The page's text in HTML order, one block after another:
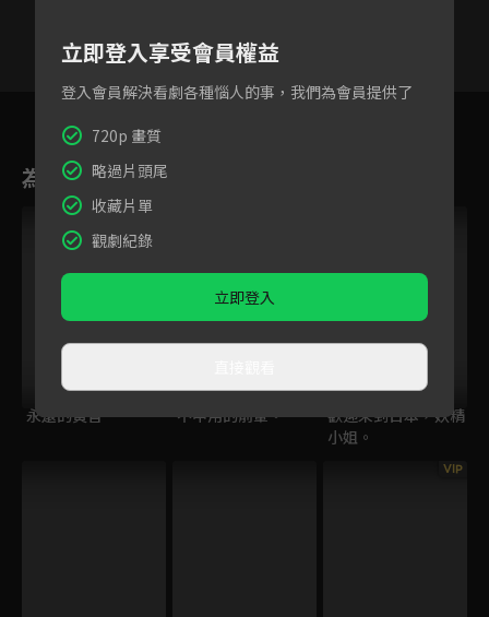
為您推薦
永遠的黃昏 不中用的前輩。
歡迎來到日本，妖精
小姐。
VIP
立即登入享受會員權益
登入會員解決看劇各種惱人的事，我們為會員提供了
720p 畫質
略過片頭尾
收藏片單
觀劇紀錄
立即登入